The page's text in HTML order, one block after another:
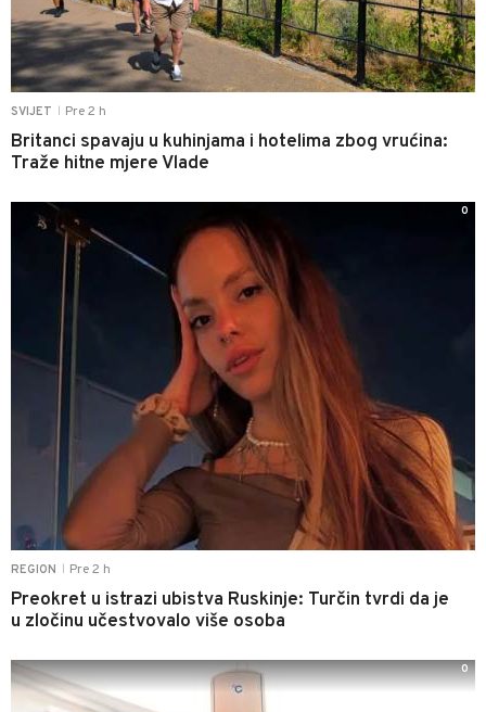
SVIJET Pre 2 h
Britanci spavaju u kuhinjama i hotelima zbog vrućina:
Traže hitne mjere Vlade
REGION Pre 2 h
Preokret u istrazi ubistva Ruskinje: Turčin tvrdi da je
u zločinu učestvovalo više osoba
0
0